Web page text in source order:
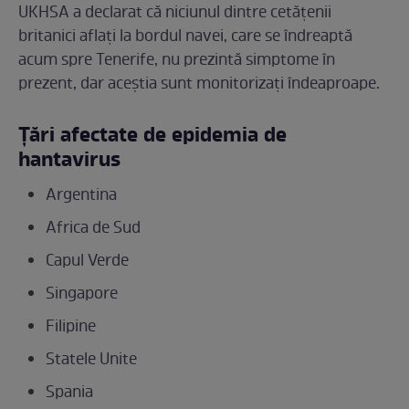
UKHSA a declarat că niciunul dintre cetățenii
britanici aflați la bordul navei, care se îndreaptă
acum spre Tenerife, nu prezintă simptome în
prezent, dar aceștia sunt monitorizați îndeaproape.
Țări afectate de epidemia de
hantavirus
Argentina
Africa de Sud
Capul Verde
Singapore
Filipine
Statele Unite
Spania